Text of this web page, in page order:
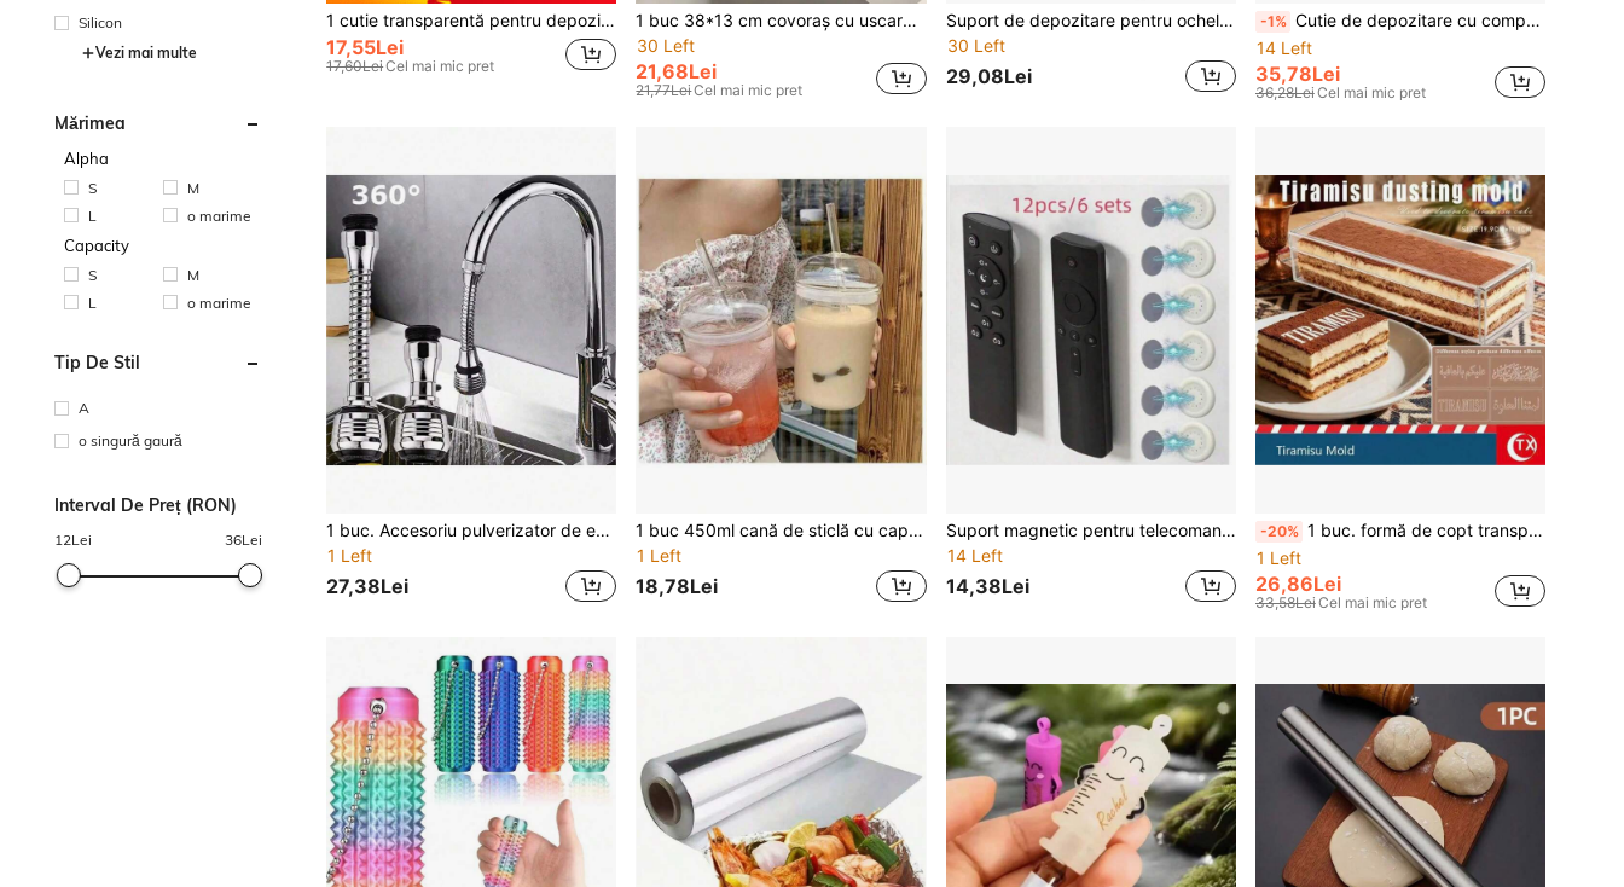
Silicon
Vezi mai multe
Mărimea
Alpha
S
M
L
o marime
Capacity
S
M
L
o marime
Tip De Stil
A
o singură gaură
Interval De Preț (RON)
12Lei 36Lei
1 cutie transparentă pentru depozitarea alimentelor, brânză, ceapă, ghimbir, usturoi și fructe, cutie de conservare pentru frigider, capac cu deschidere, compartiment pentru unt
17,55Lei
17,60LeiCel mai mic pret
1 buc 38*13 cm covoraș cu uscare rapidă pentru robinet, covoraș pentru blat de bucătărie și baie, covoraș moale anti-alunecare, impermeabil și rezistent la mucegai, covoraș cu uscare rapidă ușor de curățat, potrivit pentru bucătărie, baie și chiuvete de baie
30 Left
21,68Lei
21,77LeiCel mai mic pret
Suport de depozitare pentru ochelari de vedere din plastic transparent de înaltă calitate, suport de afișare pentru ochelari, poate conține mai multe perechi
30 Left
29,08Lei
-1% Cutie de depozitare cu compartiment reglabil pentru pictură cu diamante - Cutie de depozitare multistrat de înaltă calitate, potrivită pentru pietre, mozaic, decorațiuni pentru unghii și obiecte de artizanat - Cutie portabilă pentru mărgele pentru broderie cu diamante, confecționare de bijuterii și proiecte DIY
14 Left
35,78Lei
36,28LeiCel mai mic pret
1 buc. Accesoriu pulverizator de economisire a apei pentru robinet de bucătărie din oțel inoxidabil, cu rotație de 360 de grade și protecție împotriva stropirii, potrivit pentru robinetele de bucătărie și baie
1 Left
27,38Lei
1 buc 450ml cană de sticlă cu capac și pai transparent ceai cafea cană suc pahare poate lapte Mocha cupe mic dejun cană vase
1 Left
18,78Lei
Suport magnetic pentru telecomandă, organizator autoadeziv de montat pe perete cu cârlig magnetic puternic, raft de depozitare pentru telecomenzi TV, aer condiționat și controllere media, fără găuri, soluție de depozitare pe perete economisitoare de spațiu pentru casă, birou și școală
14 Left
14,38Lei
-20% 1 buc. formă de copt transparentă din acril pentru tiramisu și cheesecake, design dreptunghiular deschis, formă pătrată pentru cheesecake și mousse, include accesorii pentru decorarea tortului "Tiramisu" și "La mulți ani", divizor detașabil, potrivită pentru torturi, pâini și alte produse de copt și deserturi, reutilizabilă, esențială pentru adunările de sărbători și bucătăriile de acasă, cadou excelent pentru începători și pasionați de coacere
1 Left
26,86Lei
33,58LeiCel mai mic pret